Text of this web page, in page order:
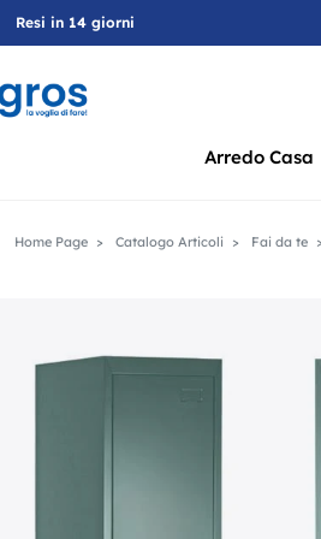
Resi in 14 giorni
Arredo Casa
Home Page Catalogo Articoli Fai da te